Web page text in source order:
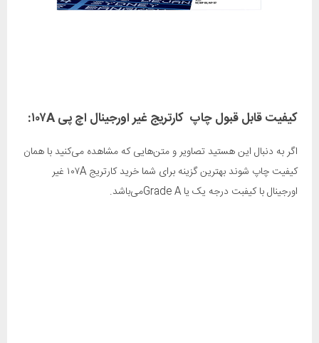
کیفیت قابل قبول چاپ کارتریج غیر اورجینال اچ پی ۱۰۷A:
اگر به دنبال این هستید تصاویر و متن‌هایی که مشاهده ‌می‌کنید با همان
کیفیت چاپ شوند بهترین گزینه برای شما خرید کارتریج ۱۰۷A غیر
اورجینال ‌با کیفبت درجه یک یا Grade Aمی‌باشد.